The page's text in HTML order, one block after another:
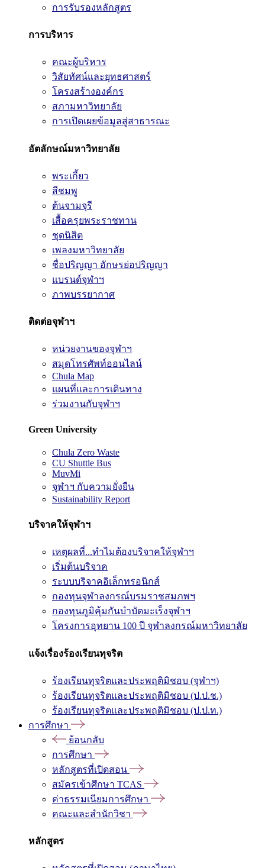
การรับรองหลักสูตร
การบริหาร
คณะผู้บริหาร
วิสัยทัศน์และยุทธศาสตร์
โครงสร้างองค์กร
สภามหาวิทยาลัย
การเปิดเผยข้อมูลสู่สาธารณะ
อัตลักษณ์มหาวิทยาลัย
พระเกี้ยว
สีชมพู
ต้นจามจุรี
เสื้อครุยพระราชทาน
ชุดนิสิต
เพลงมหาวิทยาลัย
ชื่อปริญญา อักษรย่อปริญญา
แบรนด์จุฬาฯ
ภาพบรรยากาศ
ติดต่อจุฬาฯ
หน่วยงานของจุฬาฯ
สมุดโทรศัพท์ออนไลน์
Chula Map
แผนที่และการเดินทาง
ร่วมงานกับจุฬาฯ
Green University
Chula Zero Waste
CU Shuttle Bus
MuvMi
จุฬาฯ กับความยั่งยืน
Sustainability Report
บริจาคให้จุฬาฯ
เหตุผลที่...ทำไมต้องบริจาคให้จุฬาฯ
เริ่มต้นบริจาค
ระบบบริจาคอิเล็กทรอนิกส์
กองทุนจุฬาลงกรณ์บรมราชสมภพฯ
กองทุนภูมิคุ้มกันบำบัดมะเร็งจุฬาฯ
โครงการอุทยาน 100 ปี จุฬาลงกรณ์มหาวิทยาลัย
แจ้งเรื่องร้องเรียนทุจริต
ร้องเรียนทุจริตและประพฤติมิชอบ (จุฬาฯ)
ร้องเรียนทุจริตและประพฤติมิชอบ (ป.ป.ช.)
ร้องเรียนทุจริตและประพฤติมิชอบ (ป.ป.ท.)
การศึกษา
ย้อนกลับ
การศึกษา
หลักสูตรที่เปิดสอน
สมัครเข้าศึกษา TCAS
ค่าธรรมเนียมการศึกษา
คณะและสำนักวิชา
หลักสูตร